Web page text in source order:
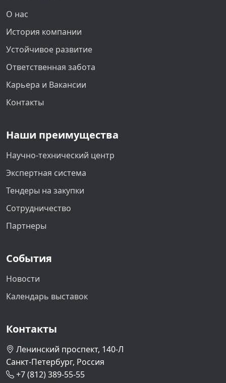
О нас
История компании
Устойчивое развитие
Ответственная забота
Карьера и Вакансии
Контакты
Наши преимущества
Научно-технический центр
Экспертная система
Тендеры на закупки
Сотрудничество
Партнеры
События
Новости
Календарь выставок
Контакты
Ленинский проспект, 140-Л
Санкт-Петербург, Россия
+7 (812) 389-55-55